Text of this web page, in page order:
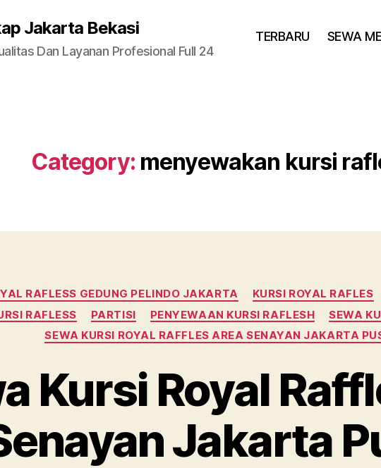
Jakarta Bekasi
Dan Layanan Profesional Full 24
TERBARU SEWA
Category: menyewakan kursi
Categories
RAFLESS GEDUNG PELINDO JAKARTA
KURSI ROYAL RAFLES
RAFLESS
PARTISI PENYEWAAN KURSI RAFLESH
SEWA
SEWA KURSI ROYAL RAFFLES AREA SENAYAN JAKARTA
Kursi Royal
Jakarta